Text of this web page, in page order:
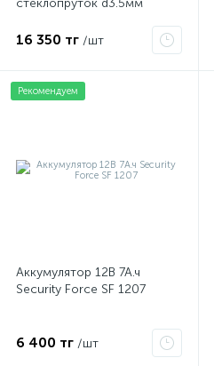
стеклопруток d3.5мм
16 350 тг /шт
Рекомендуем
Аккумулятор 12В 7А.ч
Security Force SF 1207
6 400 тг /шт